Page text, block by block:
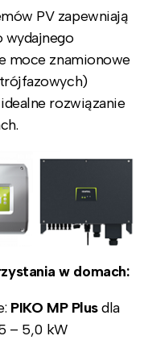
PV zapewniają
wydajnego
moce znamionowe
rozwiązanie
w domach:
PIKO MP Plusdla
– 5,0 kW